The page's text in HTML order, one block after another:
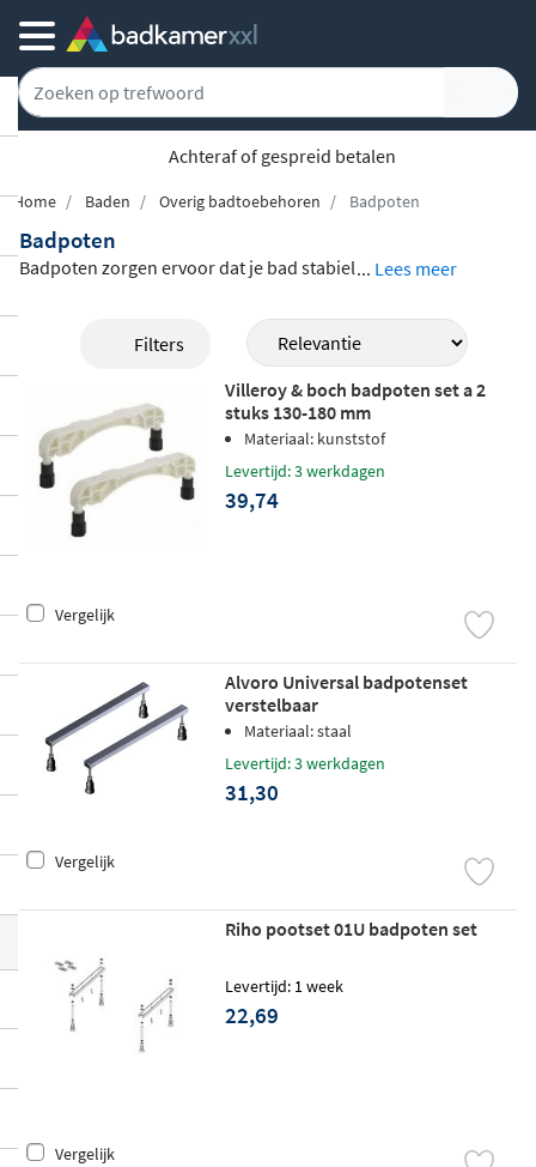
Achteraf of gespreid betalen
Home Baden Overig badtoebehoren Badpoten
Badpoten
Badpoten zorgen ervoor dat je bad stabiel
universele en badspecifieke
van merken als Riho, Duravit, B
ette, Geberit en Best Design. De meeste se
ts zijn in hoogte verstelbaar, zodat je het b
ad precies op de gewenste hoogte kunt pl
aatsen. Sommige modellen zijn voorzien v
akoestische isolatie
erzicht vind je de juiste potenset voor jou
... Lees meer
Filters
Villeroy & boch badpoten set a 2
stuks 130-180 mm
Materiaal: kunststof
Levertijd: 3 werkdagen
39,74
Vergelijk
Alvoro Universal badpotenset
verstelbaar
Materiaal: staal
Levertijd: 3 werkdagen
31,30
Vergelijk
Riho pootset 01U badpoten set
Levertijd: 1 week
22,69
Vergelijk